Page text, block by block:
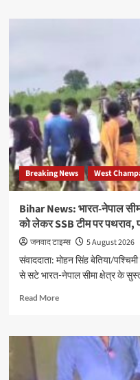
Bihar
पंचायत
सचिव
₹15
हजार
रिश्वत
लेते
रंगे
हाथ
गिरफ्तार
Breaking News West
Bihar News: भारत-नेपाल
को लेकर SSB टीम पर पथराव,
जनवाद टाइम्स
5 August 2026
संवाददाता: मोहन सिंह बेतिया/
से सटे भारत-नेपाल सीमा क्षेत्र के
Read MoreRead
Bihar
News:
नेपाल